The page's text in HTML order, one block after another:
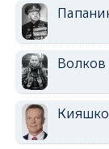
Волков